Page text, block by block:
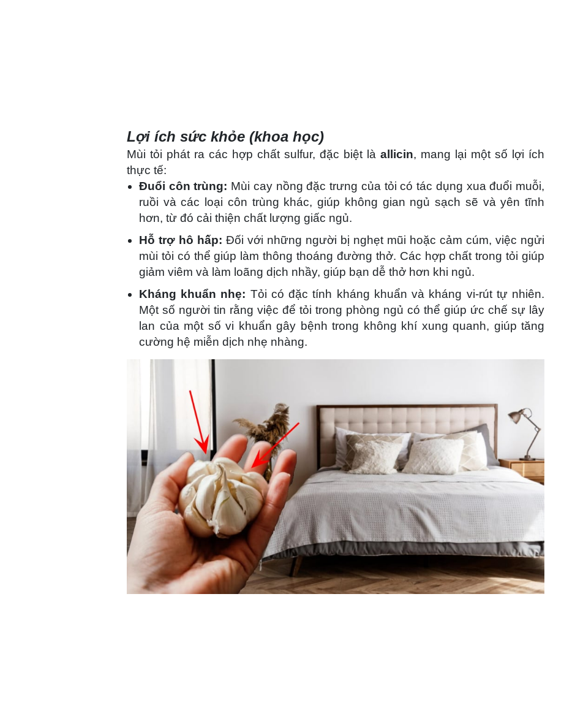
Lợi ích sức khỏe (khoa học)
Mùi tỏi phát ra các hợp chất sulfur, đặc biệt là allicin, mang lại một số lợi ích
thực tế:
Đuổi côn trùng: Mùi cay nồng đặc trưng của tỏi có tác dụng xua đuổi muỗi,
ruồi và các loại côn trùng khác, giúp không gian ngủ sạch sẽ và yên tĩnh
hơn, từ đó cải thiện chất lượng giấc ngủ.
Hỗ trợ hô hấp: Đối với những người bị nghẹt mũi hoặc cảm cúm, việc ngửi
mùi tỏi có thể giúp làm thông thoáng đường thở. Các hợp chất trong tỏi giúp
giảm viêm và làm loãng dịch nhầy, giúp bạn dễ thở hơn khi ngủ.
Kháng khuẩn nhẹ: Tỏi có đặc tính kháng khuẩn và kháng vi-rút tự nhiên.
Một số người tin rằng việc để tỏi trong phòng ngủ có thể giúp ức chế sự lây
lan của một số vi khuẩn gây bệnh trong không khí xung quanh, giúp tăng
cường hệ miễn dịch nhẹ nhàng.